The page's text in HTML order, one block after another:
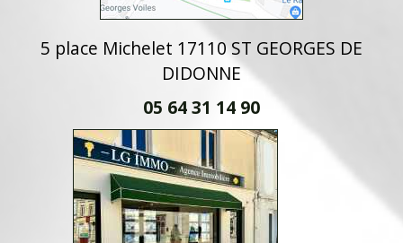
5 place Michelet 17110 ST GEORGES DE
DIDONNE
05 64 31 14 90